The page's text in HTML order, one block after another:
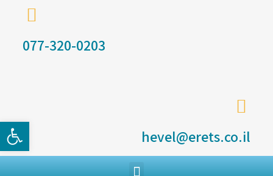
077-320-0203
hevel@erets.co.il פתח